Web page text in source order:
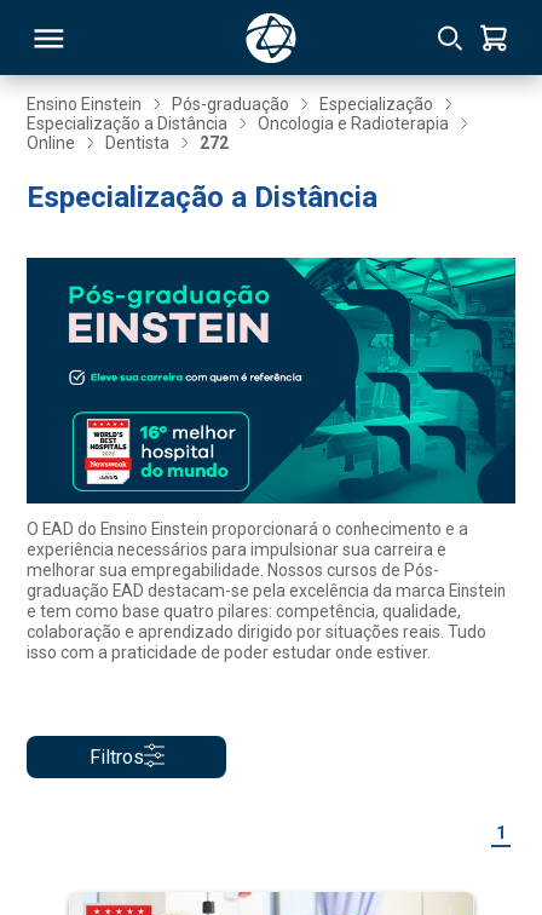
Ensino Einstein Pós-graduação
Especialização
Especialização a Distância
Oncologia e Radioterapia
Online
Dentista 272
Especialização a Distância
O EAD do Ensino Einstein proporcionará o conhecimento e a
experiência necessários para impulsionar sua carreira e
melhorar sua empregabilidade. Nossos cursos de Pós-
graduação EAD destacam-se pela excelência da marca Einstein
e tem como base quatro pilares: competência, qualidade,
colaboração e aprendizado dirigido por situações reais. Tudo
isso com a praticidade de poder estudar onde estiver.
Filtros
1